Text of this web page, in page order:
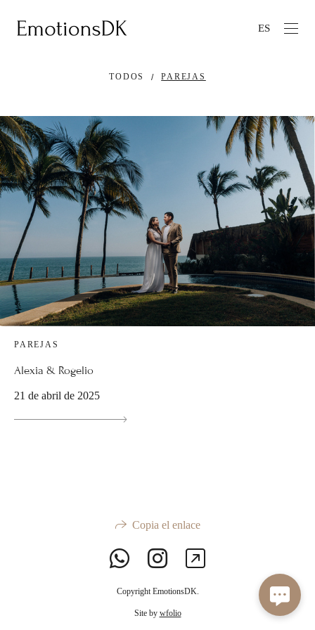
ES
TODOS PAREJAS
PAREJAS
Alexia & Rogelio
21 de abril de 2025
Copia el enlace
Copyright EmotionsDK.
Site by wfolio